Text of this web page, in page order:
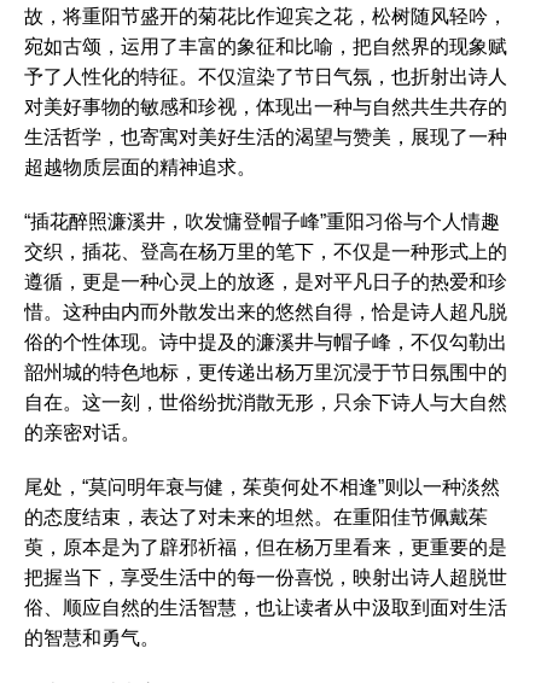
故，将重阳节盛开的菊花比作迎宾之花，松树随风轻吟，
宛如古颂，运用了丰富的象征和比喻，把自然界的现象赋
予了人性化的特征。不仅渲染了节日气氛，也折射出诗人
对美好事物的敏感和珍视，体现出一种与自然共生共存的
生活哲学，也寄寓对美好生活的渴望与赞美，展现了一种
超越物质层面的精神追求。
“插花醉照濂溪井，吹发慵登帽子峰”重阳习俗与个人情趣
交织，插花、登高在杨万里的笔下，不仅是一种形式上的
遵循，更是一种心灵上的放逐，是对平凡日子的热爱和珍
惜。这种由内而外散发出来的悠然自得，恰是诗人超凡脱
俗的个性体现。诗中提及的濂溪井与帽子峰，不仅勾勒出
韶州城的特色地标，更传递出杨万里沉浸于节日氛围中的
自在。这一刻，世俗纷扰消散无形，只余下诗人与大自然
的亲密对话。
尾处，“莫问明年衰与健，茱萸何处不相逢”则以一种淡然
的态度结束，表达了对未来的坦然。在重阳佳节佩戴茱
萸，原本是为了辟邪祈福，但在杨万里看来，更重要的是
把握当下，享受生活中的每一份喜悦，映射出诗人超脱世
俗、顺应自然的生活智慧，也让读者从中汲取到面对生活
的智慧和勇气。